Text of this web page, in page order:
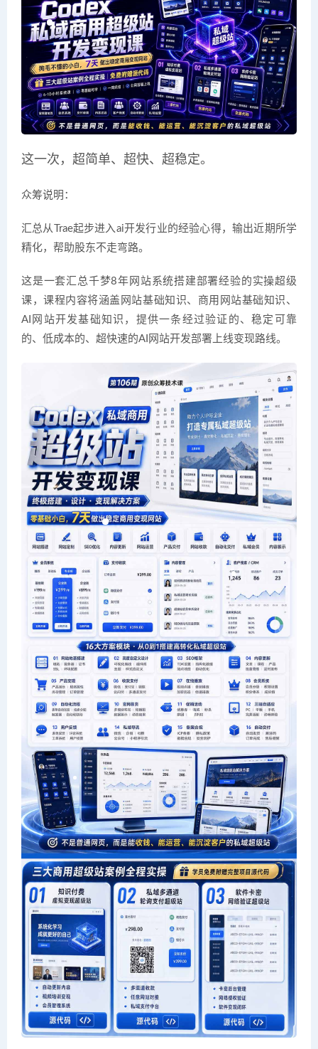
这一次，超简单、超快、超稳定。
众筹说明：
汇总从Trae起步进入ai开发行业的经验心得，输出近期所学
精化，帮助股东不走弯路。
这是一套汇总千梦8年网站系统搭建部署经验的实操超级
课，课程内容将涵盖网站基础知识、商用网站基础知识、
AI网站开发基础知识，提供一条经过验证的、稳定可靠
的、低成本的、超快速的AI网站开发部署上线变现路线。